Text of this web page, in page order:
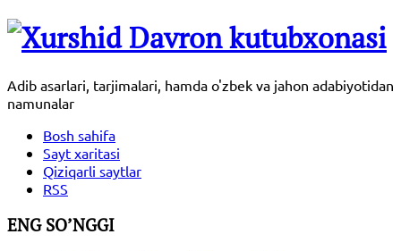
Adib asarlari, tarjimalari, hamda o'zbek va jahon adabiyotidan
namunalar
Bosh sahifa
Sayt xaritasi
Qiziqarli saytlar
RSS
ENG SO’NGGI